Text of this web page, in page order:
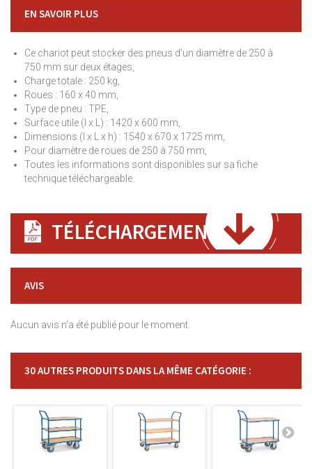
EN SAVOIR PLUS
Ce chariot peut stocker des pneus d'un diamètre de 250 à
750 mm sur deux étages,
Charge totale : 250 kg,
Roues : 160 x 40 mm,
Type de pneu : TPE,
Surface utile (l x L) : 1420 x 600 mm,
Dimensions (l x L x h) : 1540 x 670 x 1725 mm,
Pour diamètre de roues de 250 à 750 mm,
Toutes les informations sont disponibles sur sa fiche
technique téléchargeable.
TÉLÉCHARGEMENT
AVIS
Aucun avis n'a été publié pour le moment.
30 AUTRES PRODUITS DANS LA MÊME CATÉGORIE :